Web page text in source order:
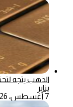
الذهب يتجه
يناير
7 أغسطس، 2026